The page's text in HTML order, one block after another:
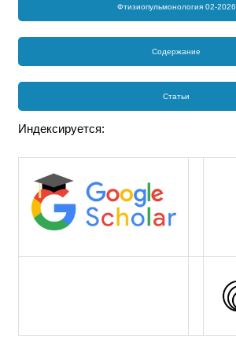
Фтизиопульмонология 02-2026
Содержание
Статьи
Индексируется: